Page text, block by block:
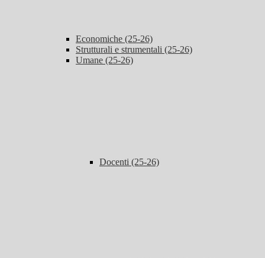
Economiche (25-26)
Strutturali e strumentali (25-26)
Umane (25-26)
Docenti (25-26)